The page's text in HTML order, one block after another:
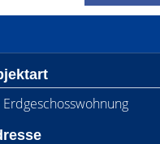
Erdgeschosswohnung